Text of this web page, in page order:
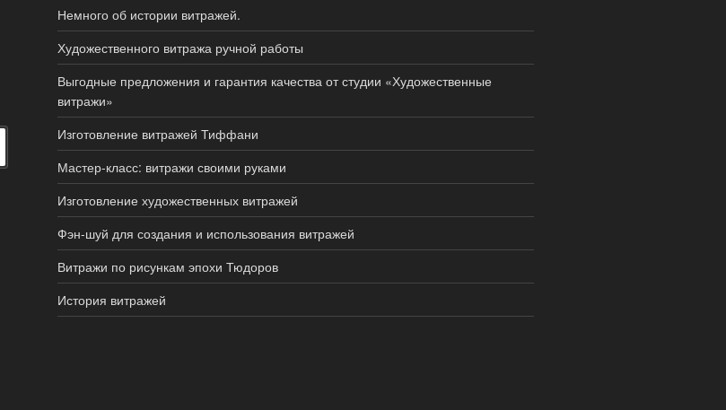
Немного об истории витражей.
Художественного витража ручной работы
Выгодные предложения и гарантия качества от студии «Художественные
витражи»
Изготовление витражей Тиффани
Мастер-класс: витражи своими руками
Изготовление художественных витражей
Фэн-шуй для создания и использования витражей
Витражи по рисункам эпохи Тюдоров
История витражей